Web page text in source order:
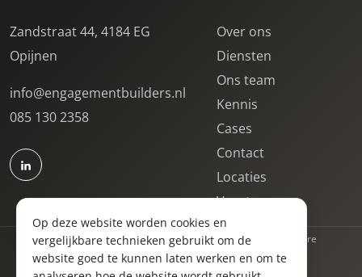
Zandstraat 44, 4184 EG
Opijnen
info@engagementbuilders.nl
085 130 2358
Over ons
Diensten
Ons team
Kennis
Cases
Contact
Locaties
Vacatures
PrivacyverklaringAlgemene voorwaardenKlachtenprocedure
Website door
Op deze website worden cookies en
vergelijkbare technieken gebruikt om de
website goed te kunnen laten werken en om te